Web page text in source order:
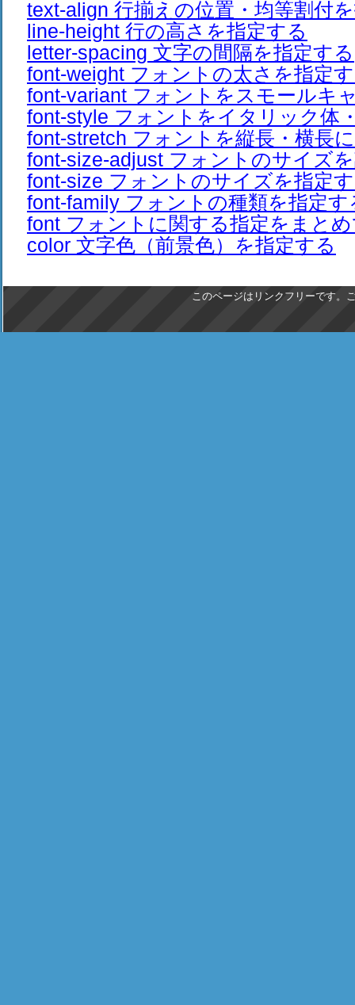
text-align 行揃えの位置・均等割付
line-height 行の高さを指定する
letter-spacing 文字の間隔を指定する
font-weight フォントの太さを指定
font-variant フォントをスモールキ
font-style フォントをイタリック体
font-stretch フォントを縦長・横長
font-size-adjust フォントのサイズ
font-size フォントのサイズを指定
font-family フォントの種類を指定す
font フォントに関する指定をまと
color 文字色（前景色）を指定する
このページはリンクフリーです。